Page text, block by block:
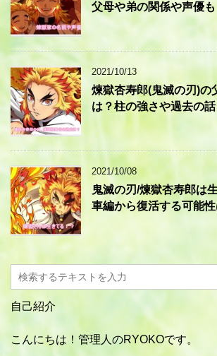
父母や弟の関係や声優も
2021/10/13
煉獄杏寿郎(鬼滅の刃)の
は？柱の強さや過去の話
2021/10/08
鬼滅の刃/煉獄杏寿郎は
車編から復活する可能性
自己紹介
こんにちは！管理人のRYOKOです。